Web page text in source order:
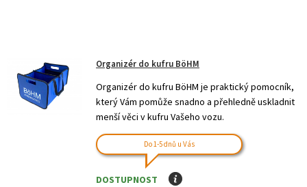
Organizér do kufru BöHM
Organizér do kufru BöHM je praktický pomocník,
který Vám pomůže snadno a přehledně uskladnit
menší věci v kufru Vašeho vozu.
Do 1-5 dnů u Vás
DOSTUPNOST I